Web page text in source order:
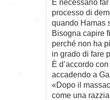
È necessario
processo di
quando Hamas
Bisogna capire
perché non ha
in grado di fare
È d’accordo
accadendo a
«Dopo il
come una